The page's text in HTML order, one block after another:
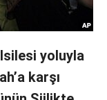
yoluyla
karşı